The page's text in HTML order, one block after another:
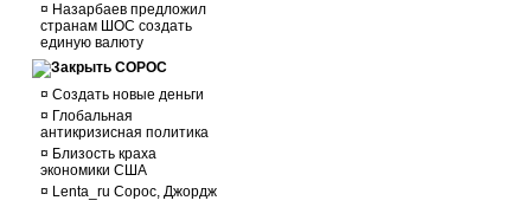
¤ Назарбаев предложил
странам ШОС создать
единую валюту
СОРОС
¤ Создать новые деньги
¤ Глобальная
антикризисная политика
¤ Близость краха
экономики США
¤ Lenta_ru Сорос, Джордж